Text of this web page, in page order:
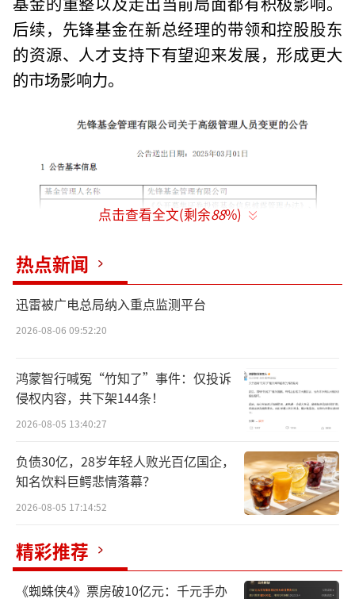
后续，先锋基金在新总经理的带领和控股股东
的资源、人才支持下有望迎来发展，形成更大
的市场影响力。
公募“老将”履新
3月1日，先锋基金发布公告表示，总经理
理。
过往从业经历显示，张帆历任新时代证券
务管理总部董事总经理，2017年6月—2024年4
月，任融通基金总经理。从上述履历不难看
点击查看全文(剩余88%)
热点新闻
迅雷被广电总局纳入重点监测平台
2026-08-06 09:52:20
鸿蒙智行喊冤“竹知了”事件：仅投诉
侵权内容，共下架144条！
2026-08-05 13:40:27
负债30亿，28岁年轻人败光百亿国企，
知名饮料巨鳄悲情落幕？
2026-08-05 17:14:52
精彩推荐
《蜘蛛侠4》票房破10亿元：千元手办